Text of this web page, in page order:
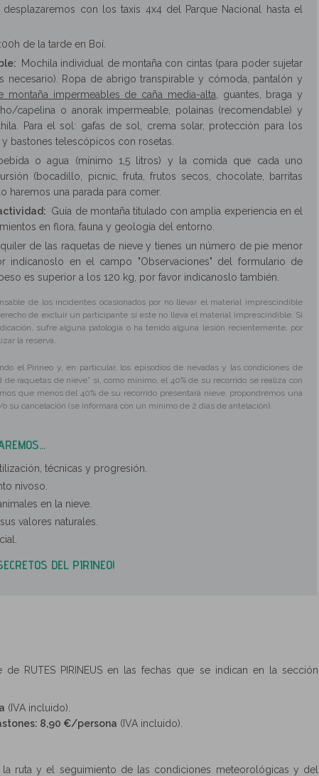
con los taxis 4x4 del Parque Nacional hasta el
de la tarde en Boí.
Mochila individual de montaña con cintas (para poder sujetar
necesario). Ropa de abrigo transpirable y cómoda, pantalón y
montaña impermeables de caña media-alta , guantes, braga y
capelina o anorak impermeable, polainas (recomendable) y
Para el sol: gafas de sol, crema solar, protección para los
bastones telescópicos con rosetas.
o agua (mínimo 1,5 litros) y la comida que cada uno
(bocadillo, picnic, fruta, frutos secos, chocolate, barritas
haremos una parada para comer.
Guía de montaña titulado con amplia experiencia en el
en flora, fauna y geología del entorno.
de las raquetas de nieve y tienes un número de pie menor
indícanoslo en el campo "Observaciones" del formulario de
es superior a los 120 kg, por favor indícanoslo también.
de los incidentes ocasionados por no llevar el material imprescindible
de excluir un participante si este no lleva el material imprescindible. Si
sufre alguna patología o ha tenido alguna lesión recientemente, por
la reserva.
el Pirineo y, en particular, los episodios de nevadas y las condiciones de
de raquetas de nieve” si, como mínimo, el 40% de su recorrido se realiza con
que menos del 40% de su recorrido presentará nieve, propondremos una
su cancelación (se informará con un mínimo de 2 días de antelación).
técnicas y progresión.
nivoso.
en la nieve.
valores naturales.
DEL PIRINEO!
RUTES PIRINEUS en las fechas que se indican en la sección
(IVA incluido).
8,90 €/persona (IVA incluido).
ruta y el seguimiento de las condiciones meteorológicas y del